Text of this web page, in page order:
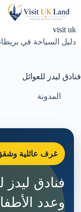
visit uk
دليل السياحة في
فنادق ليدز للعوائل
المدونة
غرف عائلية
فنادق
وعدد